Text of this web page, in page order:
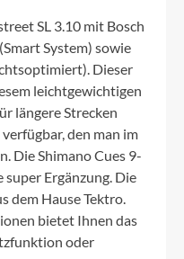
SL 3.10 mit Bosch
System) sowie
Dieser
leichtgewichtigen
längere Strecken
den man im
Die Shimano Cues 9-
super Ergänzung. Die
dem Hause Tektro.
bietet Ihnen das
oder